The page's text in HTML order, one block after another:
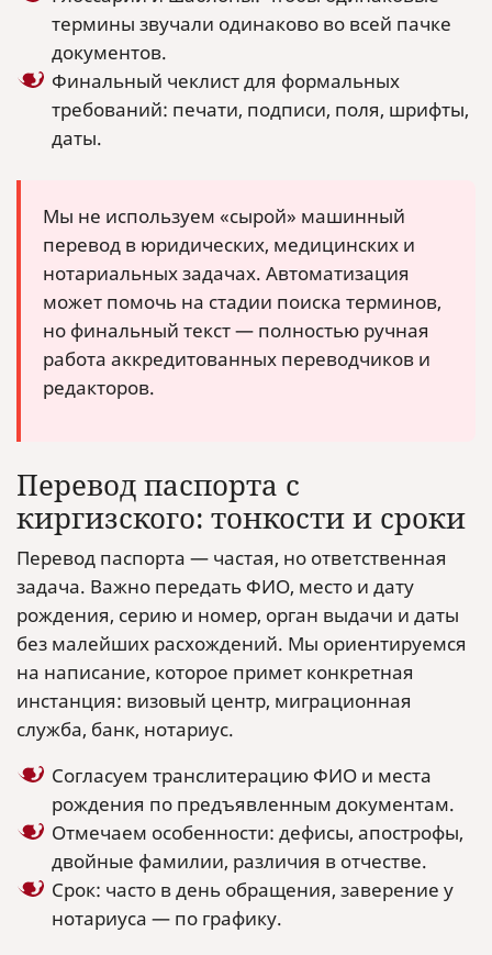
термины звучали одинаково во всей пачке
документов.
Финальный чеклист для формальных
требований: печати, подписи, поля, шрифты,
даты.
Мы не используем «сырой» машинный
перевод в юридических, медицинских и
нотариальных задачах. Автоматизация
может помочь на стадии поиска терминов,
но финальный текст — полностью ручная
работа аккредитованных переводчиков и
редакторов.
Перевод паспорта с
киргизского: тонкости и сроки
Перевод паспорта — частая, но ответственная
задача. Важно передать ФИО, место и дату
рождения, серию и номер, орган выдачи и даты
без малейших расхождений. Мы ориентируемся
на написание, которое примет конкретная
инстанция: визовый центр, миграционная
служба, банк, нотариус.
Согласуем транслитерацию ФИО и места
рождения по предъявленным документам.
Отмечаем особенности: дефисы, апострофы,
двойные фамилии, различия в отчестве.
Срок: часто в день обращения, заверение у
нотариуса — по графику.